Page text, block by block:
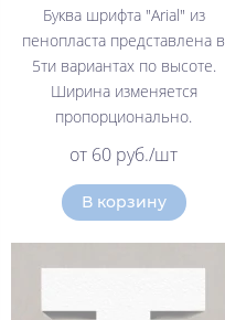
Буква шрифта "Arial" из
пенопласта представлена в
5ти вариантах по высоте.
Ширина изменяется
пропорционально.
от 60 руб./шт
В корзину